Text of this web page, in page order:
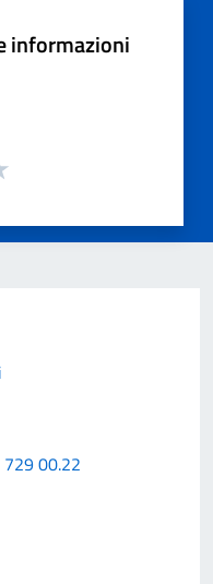
informazioni
00.22